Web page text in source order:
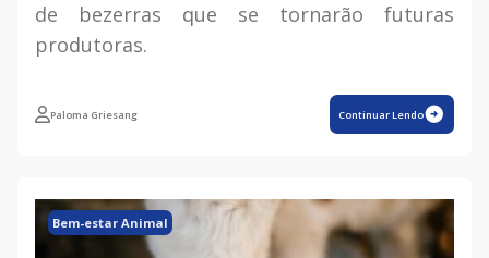
de bezerras que se tornarão futuras
produtoras.
Paloma Griesang Continuar Lendo
Bem-estar Animal